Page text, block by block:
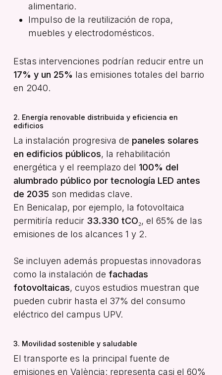
alimentario.
Impulso de la reutilización de ropa,
muebles y electrodomésticos.
Estas intervenciones podrían reducir entre un
17% y un 25% las emisiones totales del barrio
en 2040.
2. Energía renovable distribuida y eficiencia en
edificios
La instalación progresiva de paneles solares
en edificios públicos, la rehabilitación
energética y el reemplazo del 100% del
alumbrado público por tecnología LED antes
de 2035 son medidas clave.
En Benicalap, por ejemplo, la fotovoltaica
permitiría reducir 33.330 tCO₂, el 65% de las
emisiones de los alcances 1 y 2.
Se incluyen además propuestas innovadoras
como la instalación de fachadas
fotovoltaicas, cuyos estudios muestran que
pueden cubrir hasta el 37% del consumo
eléctrico del campus UPV.
3. Movilidad sostenible y saludable
El transporte es la principal fuente de
emisiones en València: representa casi el 60%